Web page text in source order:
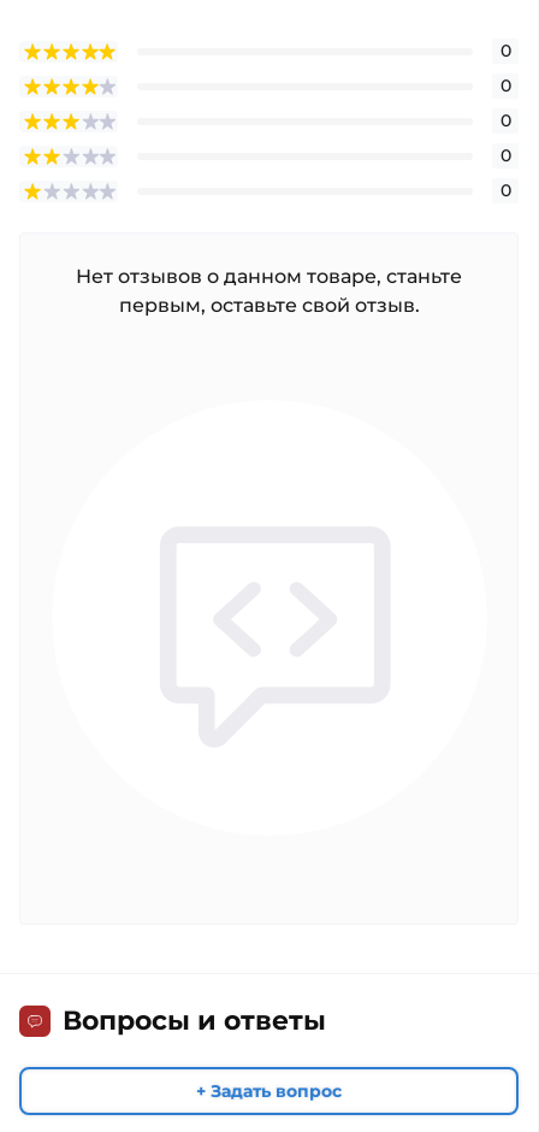
0
0
0
0
0
Нет отзывов о данном товаре, станьте
первым, оставьте свой отзыв.
Вопросы и ответы
+ Задать вопрос